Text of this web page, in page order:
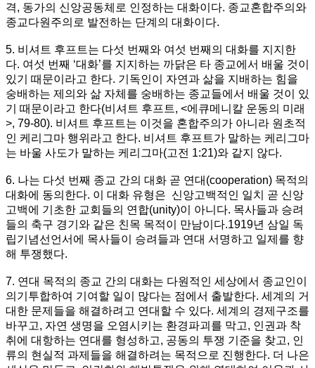
격, 동가의 신앙공동체로 인정하는 대화이다. 종교혼합주의와
종교다원주의로 발전하는 단계의 대화이다.
5. 비셔트 후프트는 다섯 번째와 여섯 번째의 대화를 지지한
다. 여섯 번째 ‘대화’를 지지하는 까닭은 타 종교에서 배울 것이
있기 때문이라고 한다. 기독인이 자연과 삶을 지배하는 힘을
숭배하는 제의와 삶 자체를 숭배하는 종교들에서 배울 것이 있
기 때문이라고 한다(비셔트 후프트, <에큐메니칼 운동의 미래
>, 79-80). 비셔트 후프트는 이것을 혼합주의가 아니라 원초적
인 케리그마 행위라고 한다. 비셔트 후프트가 말하는 케리그마
는 바울 사도가 말하는 케리그마(고전 1:21)와 같지 않다.
6. 나는 다섯 번째 종교 간의 대화 곧 연대(cooperation) 목적의
대화에 동의한다. 이 대화 유형은 신앙고백적인 일치 곧 신앙
고백에 기초한 교회들의 연합(unity)이 아니다. 목사들과 승려
들의 축구 경기와 같은 친목 목적이 만남이다.1919년 삼일 독
립기념선언서에 목사들이 승려들과 연대 서명하고 일제를 향
해 투쟁했다.
7. 연대 목적의 종교 간의 대화는 다원적인 세상에서 종교인이
의기투합하여 기여할 일이 많다는 점에서 출발한다. 세계의 거
대한 문제들을 해결하려고 연대할 수 있다. 세계의 경제구조를
바꾸고, 자연 생명을 오염시키는 환경파괴를 막고, 인권과 착
취에 대항하는 연대를 형성하고, 공동의 투쟁 기준을 찾고, 인
류의 현실적 과제들을 해결하려는 목적으로 진행한다. 더 나은